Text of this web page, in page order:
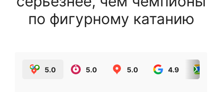
по фигурному катанию
5.0 5.0 5.0 4.9